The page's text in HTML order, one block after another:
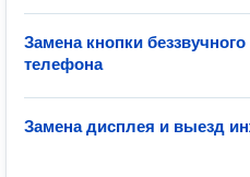
Замена кнопки
телефона
Замена дисплея и выезд